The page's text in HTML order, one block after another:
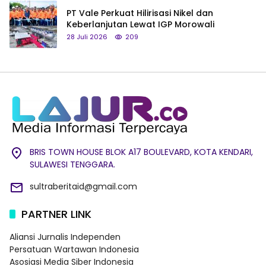
PT Vale Perkuat Hilirisasi Nikel dan
Keberlanjutan Lewat IGP Morowali
28 Juli 2026 209
BRIS TOWN HOUSE BLOK A17 BOULEVARD, KOTA KENDARI,
SULAWESI TENGGARA.
sultraberitaid@gmail.com
PARTNER LINK
Aliansi Jurnalis Independen
Persatuan Wartawan Indonesia
Asosiasi Media Siber Indonesia